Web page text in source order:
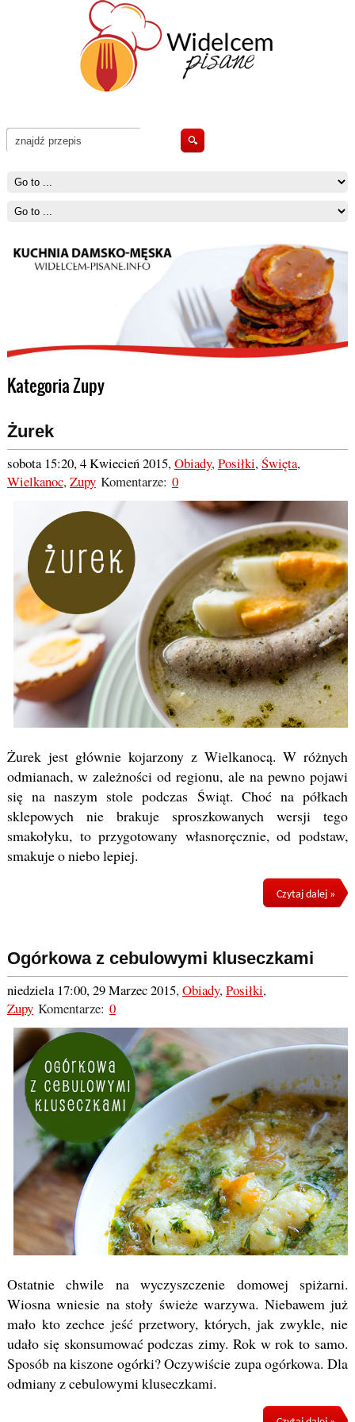
Kategoria Zupy
Żurek
sobota 15:20, 4 Kwiecień 2015,Obiady,Posiłki,Święta,
Wielkanoc,ZupyKomentarze: 0
Żurek jest głównie kojarzony z Wielkanocą. W różnych
odmianach, w zależności od regionu, ale na pewno pojawi
się na naszym stole podczas Świąt. Choć na półkach
sklepowych nie brakuje sproszkowanych wersji tego
smakołyku, to przygotowany własnoręcznie, od podstaw,
smakuje o niebo lepiej.
Czytaj dalej »
Ogórkowa z cebulowymi kluseczkami
niedziela 17:00, 29 Marzec 2015,Obiady,Posiłki,
ZupyKomentarze: 0
Ostatnie chwile na wyczyszczenie domowej spiżarni.
Wiosna wniesie na stoły świeże warzywa. Niebawem już
mało kto zechce jeść przetwory, których, jak zwykle, nie
udało się skonsumować podczas zimy. Rok w rok to samo.
Sposób na kiszone ogórki? Oczywiście zupa ogórkowa. Dla
odmiany z cebulowymi kluseczkami.